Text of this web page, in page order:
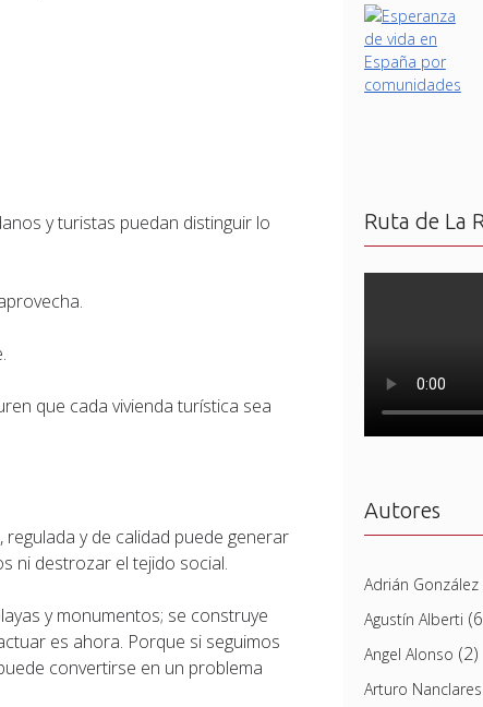
y turistas puedan distinguir lo
que cada vivienda turística sea
y de calidad puede generar
ni destrozar el tejido social.
y monumentos; se construye
es ahora. Porque si seguimos
convertirse en un problema
Ruta de La
Autores
Adrián González
Agustín Alberti
Angel Alonso (2)
Arturo